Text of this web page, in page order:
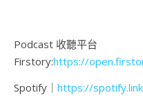
Podcast 收聽平台
Firstory:https://
Spotify｜ https://